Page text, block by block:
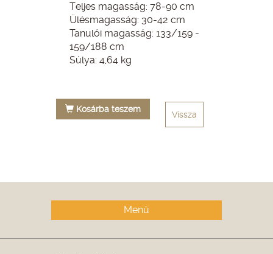
Teljes magasság: 78-90 cm
Ülésmagasság: 30-42 cm
Tanulói magasság: 133/159 -
159/188 cm
Súlya: 4,64 kg
Kosárba teszem
Vissza
Menü